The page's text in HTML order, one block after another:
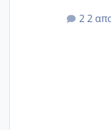
κιλά
δεν χάνω εύκολα!
2